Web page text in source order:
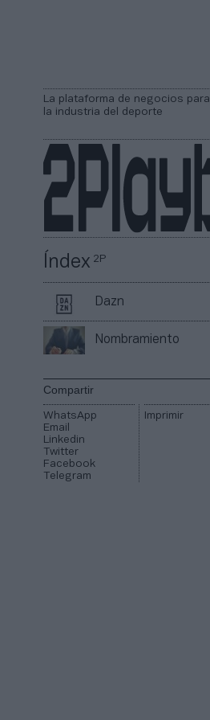
La plataforma de negocios para
la industria del deporte
Índex2P
Dazn
Nombramiento
Compartir
WhatsApp
Email
Linkedin
Twitter
Facebook
Telegram
Imprimir